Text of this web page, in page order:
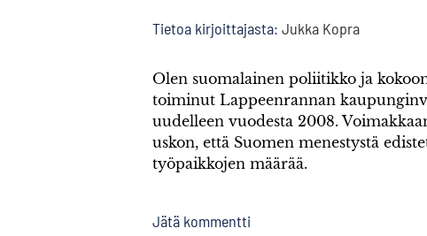
Tietoa kirjoittajasta: Jukka Kopra
Olen suomalainen poliitikko ja
toiminut Lappeenrannan
uudelleen vuodesta 2008.
uskon, että Suomen menestystä
työpaikkojen määrää.
Jätä kommentti